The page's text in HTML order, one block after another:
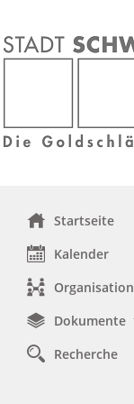
Startseite
Kalender
Organisation
Dokumente
Recherche